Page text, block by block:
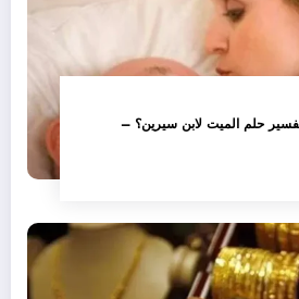
حلم الميت لابن سيرين؟ –